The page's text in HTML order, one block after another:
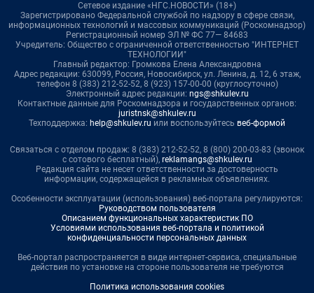
Сетевое издание «НГС.НОВОСТИ» (18+)
Зарегистрировано Федеральной службой по надзору в сфере связи,
информационных технологий и массовых коммуникаций (Роскомнадзор)
Регистрационный номер ЭЛ № ФС 77— 84683
Учредитель: Общество с ограниченной ответственностью "ИНТЕРНЕТ
ТЕХНОЛОГИИ"
Главный редактор: Громкова Елена Александровна
Адрес редакции: 630099, Россия, Новосибирск, ул. Ленина, д. 12, 6 этаж,
телефон 8 (383) 212-52-52, 8 (923) 157-00-00 (круглосуточно)
Электронный адрес редакции: ngs@shkulev.ru
Контактные данные для Роскомнадзора и государственных органов:
juristnsk@shkulev.ru
Техподдержка: help@shkulev.ru или воспользуйтесь веб-формой
Связаться с отделом продаж: 8 (383) 212-52-52, 8 (800) 200-03-83 (звонок
с сотового бесплатный), reklamangs@shkulev.ru
Редакция сайта не несет ответственности за достоверность
информации, содержащейся в рекламных объявлениях.
Особенности эксплуатации (использования) веб-портала регулируются:
Руководством пользователя
Описанием функциональных характеристик ПО
Условиями использования веб-портала и политикой
конфиденциальности персональных данных
Веб-портал распространяется в виде интернет-сервиса, специальные
действия по установке на стороне пользователя не требуются
Политика использования cookies